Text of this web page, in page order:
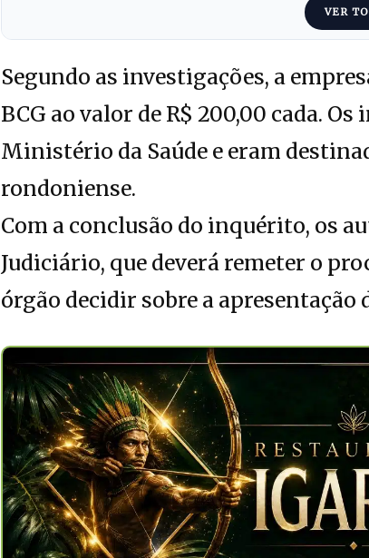
VER
Segundo as investigações, a
BCG ao valor de R$ 200,00 cada.
Ministério da Saúde e eram
rondoniense.
Com a conclusão do inquérito, os
Judiciário, que deverá remeter o
órgão decidir sobre a